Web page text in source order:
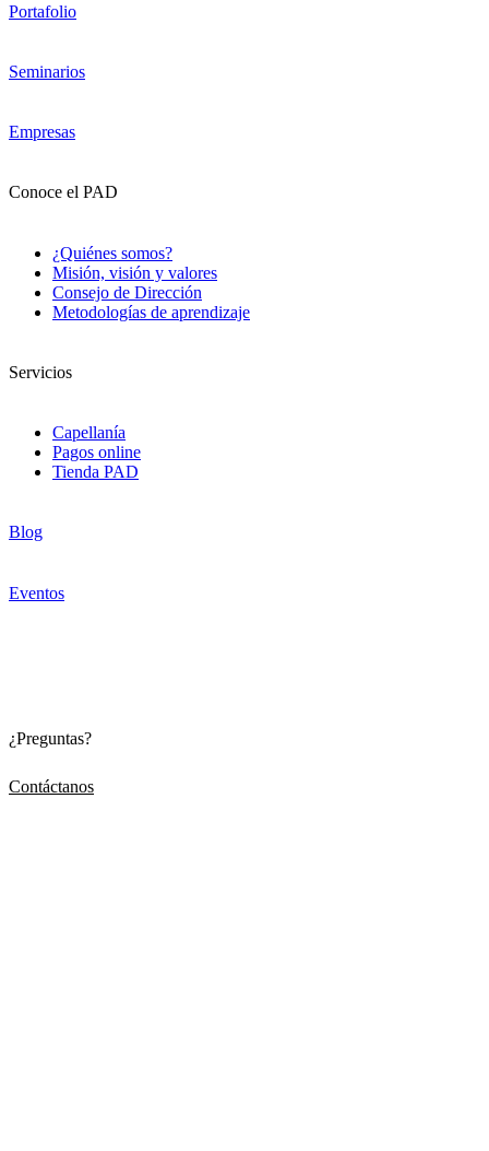
Portafolio
Seminarios
Empresas
Conoce el PAD
¿Quiénes somos?
Misión, visión y valores
Consejo de Dirección
Metodologías de aprendizaje
Servicios
Capellanía
Pagos online
Tienda PAD
Blog
Eventos
¿Preguntas?
Contáctanos